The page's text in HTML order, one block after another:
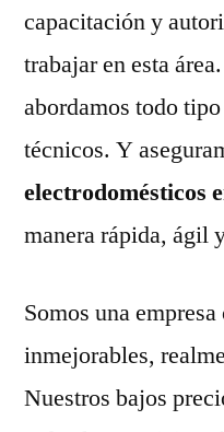
capacitación y
trabajar en esta
abordamos todo
técnicos. Y
electrodomésticos
manera rápida, ágil
Somos una
inmejorables,
Nuestros bajos